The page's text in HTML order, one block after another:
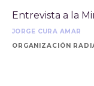
Entrevista a la
JORGE CURA AMAR
ORGANIZACIÓN